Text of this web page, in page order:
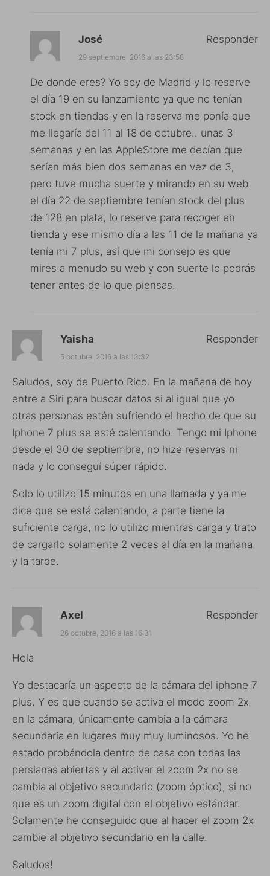
José
29 septiembre, 2016 a las 23:58
De donde eres? Yo soy de Madrid y lo reserve
el día 19 en su lanzamiento ya que no tenían
stock en tiendas y en la reserva me ponía que
me llegaría del 11 al 18 de octubre.. unas 3
semanas y en las AppleStore me decían que
serían más bien dos semanas en vez de 3,
pero tuve mucha suerte y mirando en su web
el día 22 de septiembre tenían stock del plus
de 128 en plata, lo reserve para recoger en
tienda y ese mismo día a las 11 de la mañana ya
tenía mi 7 plus, así que mi consejo es que
mires a menudo su web y con suerte lo podrás
tener antes de lo que piensas.
Responder
Yaisha
5 octubre, 2016 a las 13:32
Saludos, soy de Puerto Rico. En la mañana de hoy
entre a Siri para buscar datos si al igual que yo
otras personas estén sufriendo el hecho de que su
Iphone 7 plus se esté calentando. Tengo mi Iphone
desde el 30 de septiembre, no hize reservas ni
nada y lo conseguí súper rápido.
Solo lo utilizo 15 minutos en una llamada y ya me
dice que se está calentando, a parte tiene la
suficiente carga, no lo utilizo mientras carga y trato
de cargarlo solamente 2 veces al día en la mañana
y la tarde.
Responder
Axel
26 octubre, 2016 a las 16:31
Hola
Yo destacaría un aspecto de la cámara del iphone 7
plus. Y es que cuando se activa el modo zoom 2x
en la cámara, únicamente cambia a la cámara
secundaria en lugares muy muy luminosos. Yo he
estado probándola dentro de casa con todas las
persianas abiertas y al activar el zoom 2x no se
cambia al objetivo secundario (zoom óptico), si no
que es un zoom digital con el objetivo estándar.
Solamente he conseguido que al hacer el zoom 2x
cambie al objetivo secundario en la calle.
Saludos!
Responder